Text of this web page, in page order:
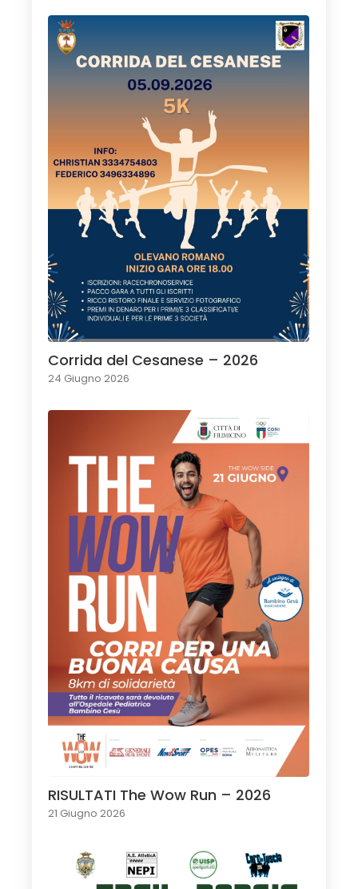
Corrida del Cesanese – 2026
24 Giugno 2026
RISULTATI The Wow Run – 2026
21 Giugno 2026